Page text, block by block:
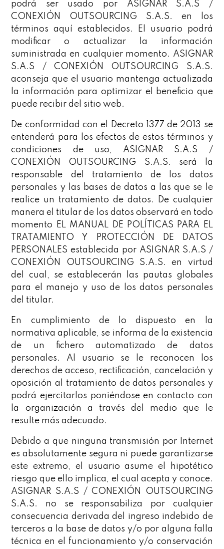
podrá ser usado por ASIGNAR S.A.S /
CONEXIÓN OUTSOURCING S.A.S. en los
términos aquí establecidos. El usuario podrá
modificar o actualizar la información
suministrada en cualquier momento. ASIGNAR
S.A.S / CONEXIÓN OUTSOURCING S.A.S.
aconseja que el usuario mantenga actualizada
la información para optimizar el beneficio que
puede recibir del sitio web.
De conformidad con el Decreto 1377 de 2013 se
entenderá para los efectos de estos términos y
condiciones de uso, ASIGNAR S.A.S /
CONEXIÓN OUTSOURCING S.A.S. será la
responsable del tratamiento de los datos
personales y las bases de datos a las que se le
realice un tratamiento de datos. De cualquier
manera el titular de los datos observará en todo
momento EL MANUAL DE POLÍTICAS PARA EL
TRATAMIENTO Y PROTECCIÓN DE DATOS
PERSONALES establecida por ASIGNAR S.A.S /
CONEXIÓN OUTSOURCING S.A.S. en virtud
del cual, se establecerán las pautas globales
para el manejo y uso de los datos personales
del titular.
En cumplimiento de lo dispuesto en la
normativa aplicable, se informa de la existencia
de un fichero automatizado de datos
personales. Al usuario se le reconocen los
derechos de acceso, rectificación, cancelación y
oposición al tratamiento de datos personales y
podrá ejercitarlos poniéndose en contacto con
la organización a través del medio que le
resulte más adecuado.
Debido a que ninguna transmisión por Internet
es absolutamente segura ni puede garantizarse
este extremo, el usuario asume el hipotético
riesgo que ello implica, el cual acepta y conoce.
ASIGNAR S.A.S / CONEXIÓN OUTSOURCING
S.A.S. no se responsabiliza por cualquier
consecuencia derivada del ingreso indebido de
terceros a la base de datos y/o por alguna falla
técnica en el funcionamiento y/o conservación